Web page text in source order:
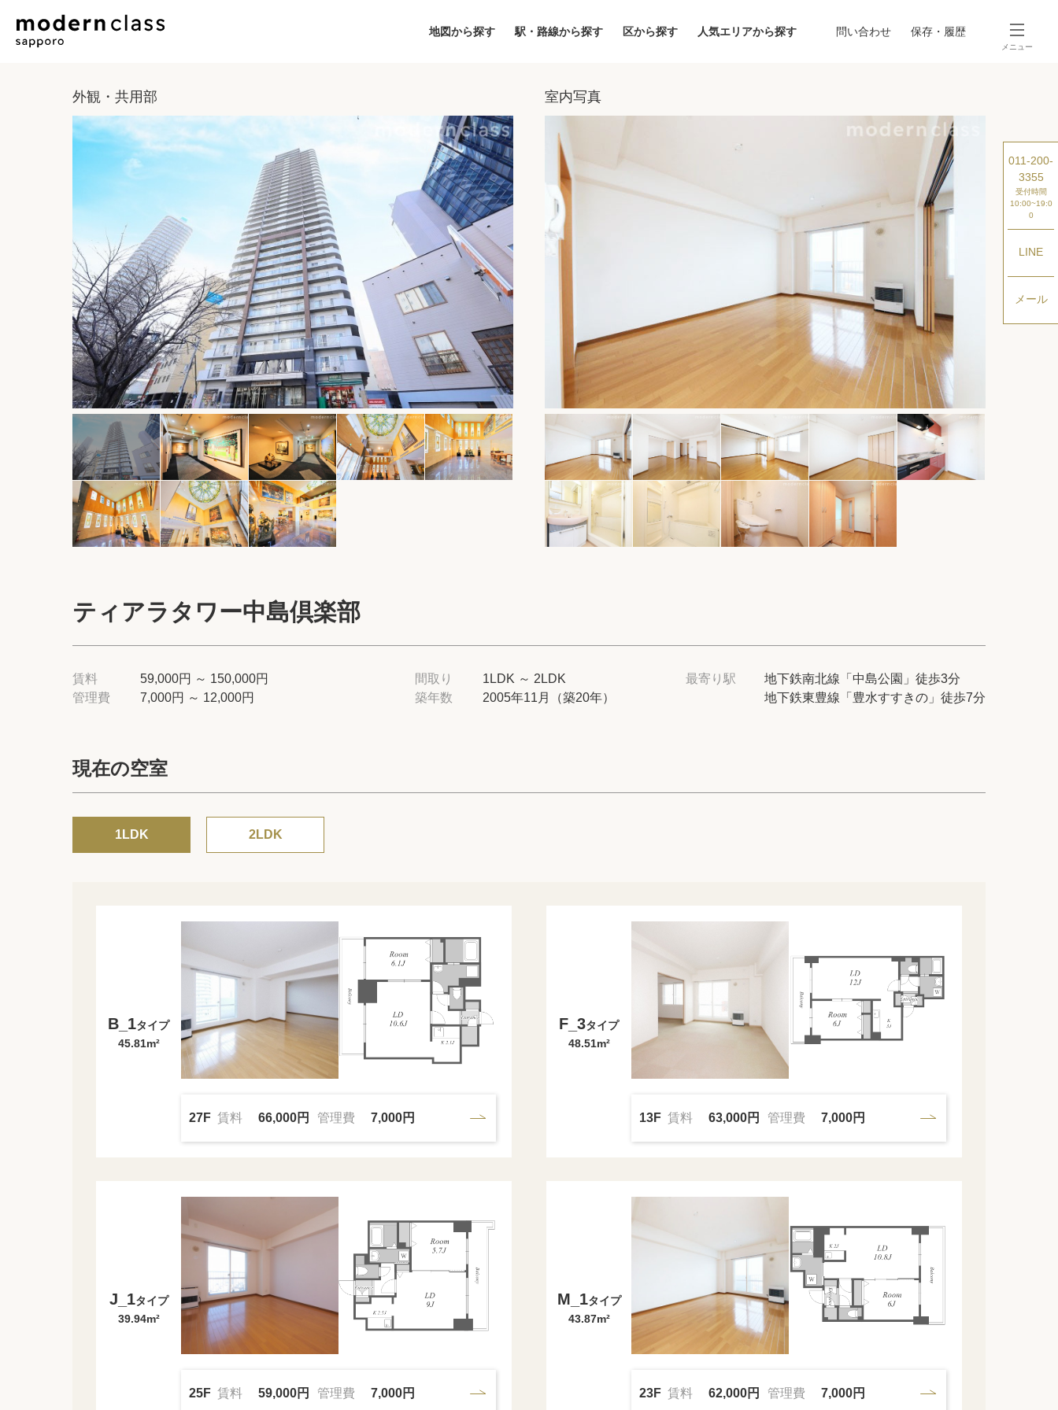
地図から探す 駅・路線から探す 区から探す 人気エリアから探す 問い合わせ 保存・履歴
メニュー
駅・路線から探す
アクセスランキング
閲覧履歴
保存した検索条件
店舗紹介
希望条件を伝えてプロに探してもらう
高級賃貸物件コラム modern classについて
外観・共用部 室内写真
ティアラタワー中島倶楽部
賃料 59,000円 ～ 150,000円 間取り
1LDK ～ 2LDK
管理費
7,000円 ～ 12,000円 築年数 2005年11月（築20年）
最寄り駅
地下鉄南北線「中島公園」徒歩3分
地下鉄東豊線「豊水すすきの」徒歩7分
現在の空室
1LDK 2LDK
B_1タイプ
45.81m²
27F 賃料 66,000円 管理費 7,000円
F_3タイプ
48.51m²
13F 賃料 63,000円 管理費 7,000円
J_1タイプ
39.94m²
25F 賃料 59,000円 管理費 7,000円
M_1タイプ
43.87m²
23F 賃料 62,000円 管理費 7,000円
011-200-
3355
受付時間
10:00~19:0
0
LINE
メール